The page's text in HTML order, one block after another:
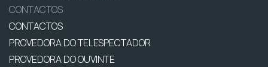
CONTACTOS
CONTACTOS
PROVEDORA DO TELESPECTADOR
PROVEDORA DO OUVINTE